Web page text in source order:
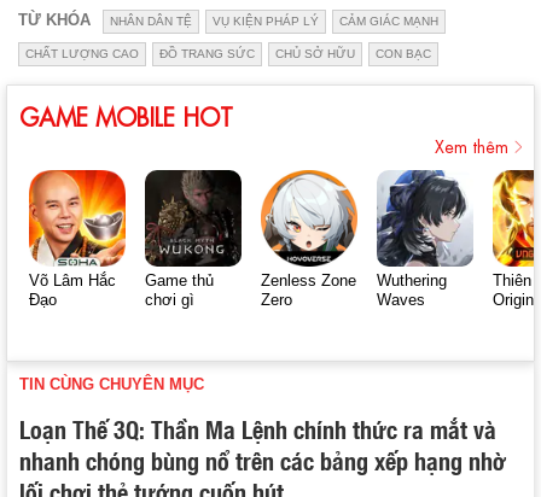
TỪ KHÓA NHÂN DÂN TỆ VỤ KIỆN PHÁP LÝ CẢM GIÁC MẠNH
CHẤT LƯỢNG CAO ĐỒ TRANG SỨC CHỦ SỞ HỮU CON BẠC
GAME MOBILE HOT
Xem thêm
Võ Lâm Hắc
Đạo
Game thủ
chơi gì
Zenless Zone
Zero
Wuthering
Waves
Thiên
Origin
TIN CÙNG CHUYÊN MỤC
Loạn Thế 3Q: Thần Ma Lệnh chính thức ra mắt và
nhanh chóng bùng nổ trên các bảng xếp hạng nhờ